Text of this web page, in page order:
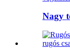
Nagy